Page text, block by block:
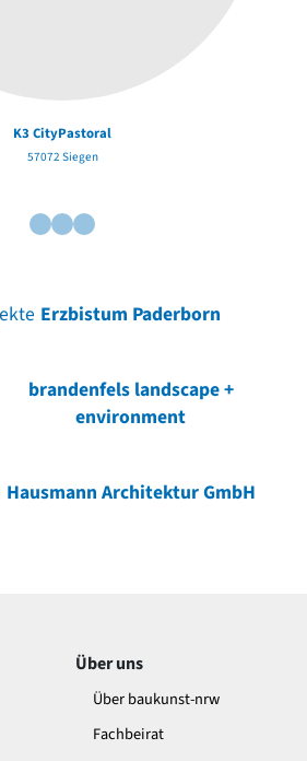
K3 CityPastoral
57072 Siegen
Erzbistum Paderborn
brandenfels landscape +
environment
Hausmann Architektur GmbH
Über uns
Über baukunst-nrw
Fachbeirat